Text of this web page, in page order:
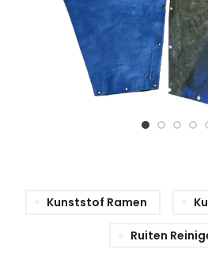
Kunststof Ramen
Ruiten